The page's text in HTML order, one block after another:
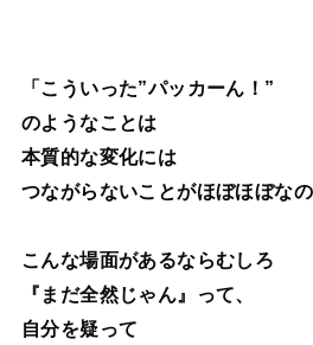
「こういった”パッカーん！”
のようなことは
本質的な変化には
つながらないことがほぼほぼな
こんな場面があるならむしろ
『まだ全然じゃん』って、
自分を疑って